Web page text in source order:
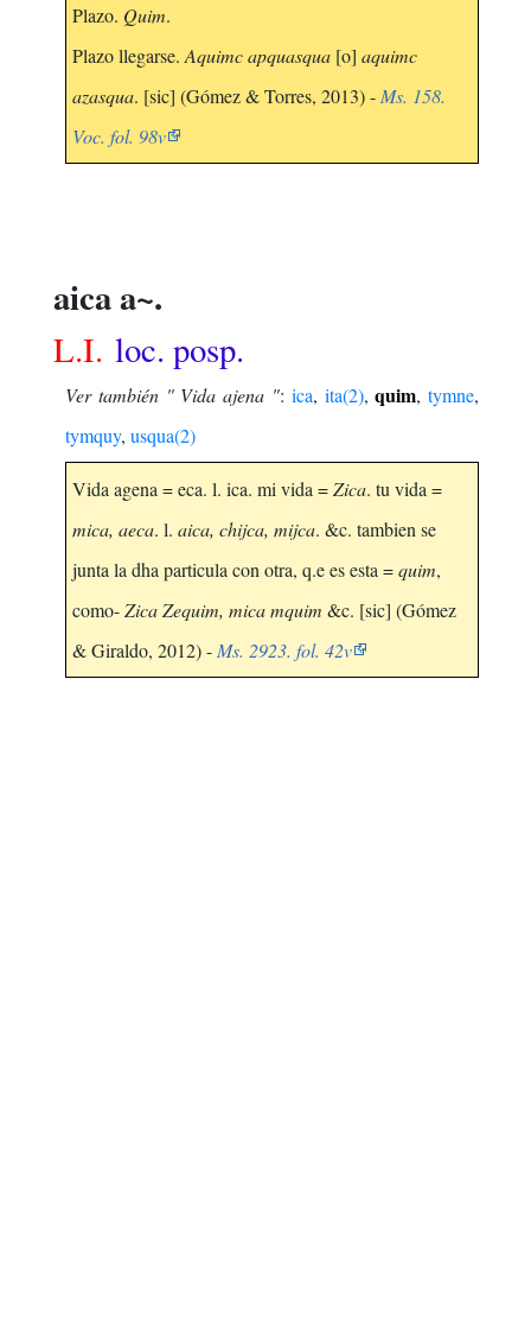
Plazo. Quim.
Plazo llegarse. Aquimc apquasqua [o] aquimc
azasqua. [sic] (Gómez & Torres, 2013) - Ms. 158.
Voc. fol. 98v
aica a~.
L.I. loc. posp.
Ver también " Vida ajena ": ica, ita(2),quim,tymne,
tymquy, usqua(2)
Vida agena = eca. l. ica. mi vida =Zica. tu vida =
mica, aeca. l. aica, chijca, mijca. &c. tambien se
junta la dha particula con otra, q.e es esta =quim,
como-Zica Zequim, mica mquim &c. [sic] (Gómez
& Giraldo, 2012) - Ms. 2923. fol. 42v